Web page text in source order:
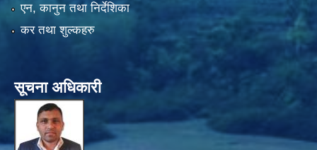
एन, कानुन तथा निर्देशिका
कर तथा शुल्कहरु
सूचना अधिकारी